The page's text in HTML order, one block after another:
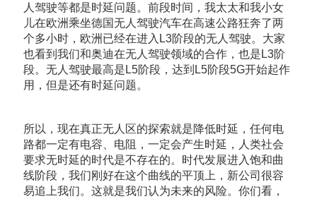
人驾驶等都是时延问题。前段时间，我太太和我小女
儿在欧洲乘坐德国无人驾驶汽车在高速公路狂奔了两
个多小时，欧洲已经在进入L3阶段的无人驾驶。大家
也看到我们和奥迪在无人驾驶领域的合作，也是L3阶
段。无人驾驶最高是L5阶段，达到L5阶段5G开始起作
用，但是还有时延问题。
所以，现在真正无人区的探索就是降低时延，任何电
路都一定有电容、电阻，一定会产生时延，人类社会
要求无时延的时代是不存在的。时代发展进入饱和曲
线阶段，我们刚好在这个曲线的平顶上，新公司很容
易追上我们。这就是我们认为未来的风险。你们看，